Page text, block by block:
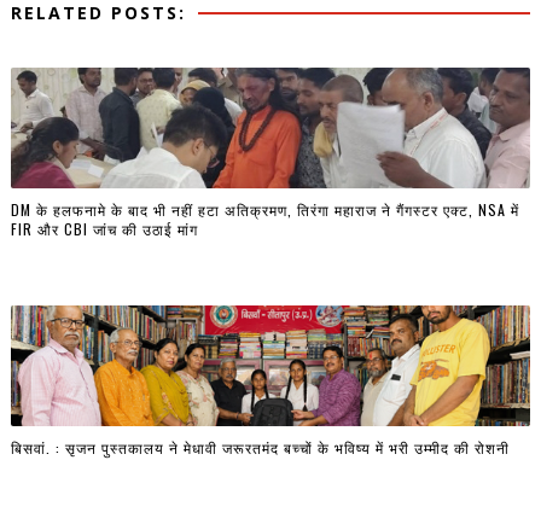
RELATED POSTS:
DM के हलफनामे के बाद भी नहीं हटा अतिक्रमण, तिरंगा महाराज ने गैंगस्टर एक्ट, NSA में
FIR और CBI जांच की उठाई मांग
बिसवां. : सृजन पुस्तकालय ने मेधावी जरूरतमंद बच्चों के भविष्य में भरी उम्मीद की रोशनी